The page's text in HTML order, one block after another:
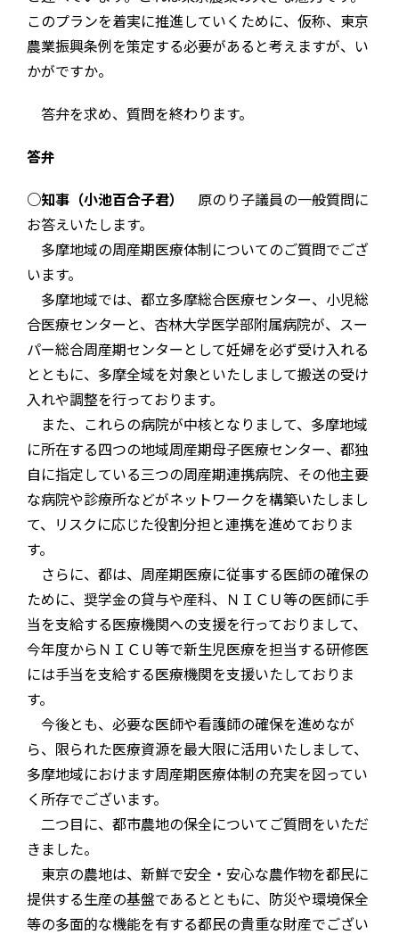
このプランを着実に推進していくために、仮称、東京
農業振興条例を策定する必要があると考えますが、い
かがですか。
答弁を求め、質問を終わります。
答弁
○知事（小池百合子君）
原のり子議員の一般質問に
お答えいたします。
多摩地域の周産期医療体制についてのご質問でござ
います。
多摩地域では、都立多摩総合医療センター、小児総
合医療センターと、杏林大学医学部附属病院が、スー
パー総合周産期センターとして妊婦を必ず受け入れる
とともに、多摩全域を対象といたしまして搬送の受け
入れや調整を行っております。
また、これらの病院が中核となりまして、多摩地域
に所在する四つの地域周産期母子医療センター、都独
自に指定している三つの周産期連携病院、その他主要
な病院や診療所などがネットワークを構築いたしまし
て、リスクに応じた役割分担と連携を進めておりま
す。
さらに、都は、周産期医療に従事する医師の確保の
ために、奨学金の貸与や産科、ＮＩＣＵ等の医師に手
当を支給する医療機関への支援を行っておりまして、
今年度からＮＩＣＵ等で新生児医療を担当する研修医
には手当を支給する医療機関を支援いたしておりま
す。
今後とも、必要な医師や看護師の確保を進めなが
ら、限られた医療資源を最大限に活用いたしまして、
多摩地域におけます周産期医療体制の充実を図ってい
く所存でございます。
二つ目に、都市農地の保全についてご質問をいただ
きました。
東京の農地は、新鮮で安全・安心な農作物を都民に
提供する生産の基盤であるとともに、防災や環境保全
等の多面的な機能を有する都民の貴重な財産でござい